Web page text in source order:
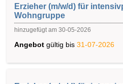
Erzieher (m/w/d) für
Wohngruppe
hinzugefügt am 30-05-2026
Angebot gültig bis 31-07-2026